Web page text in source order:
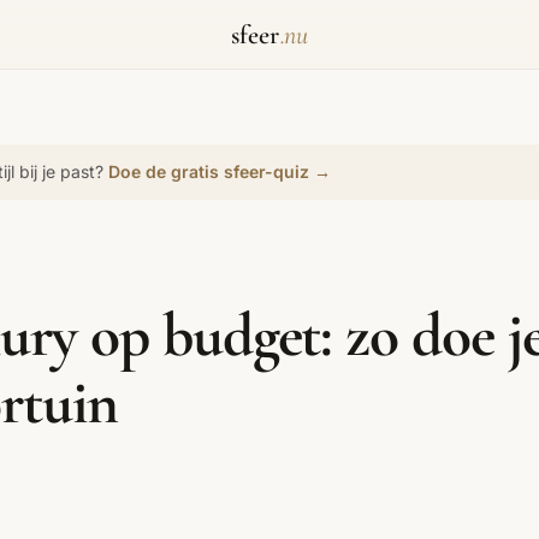
sfeer.nu
Biophilic Design Bohemian
Japans Zen Maximalistisch Mediterraans
Moody Interieur
Badkamer Werkkamer
bij je past? Doe de gratis sfeer-quiz →
op budget: zo doe